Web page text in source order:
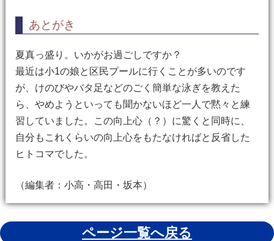
あとがき
夏真っ盛り。いかがお過ごしですか？
最近は小1の娘と区民プールに行くことが多いのです
が、けのびやバタ足などのごく簡単な泳ぎを教えた
ら、やめようといっても聞かないほど一人で黙々と練
習していました。この向上心（？）に驚くと同時に、
自分もこれくらいの向上心をもたなければと反省した
ヒトコマでした。
（編集者：小高・高田・坂本）
ページ一覧へ戻る